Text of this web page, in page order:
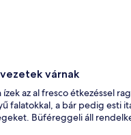
várnak
az al fresco étkezéssel
falatokkal, a bár pedig esti
Büféreggeli áll